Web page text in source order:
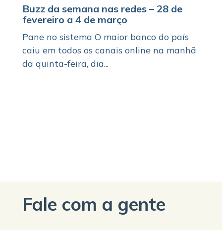
Buzz da semana nas redes – 28 de
fevereiro a 4 de março
Pane no sistema O maior banco do país
caiu em todos os canais online na manhã
da quinta-feira, dia...
Fale com a gente